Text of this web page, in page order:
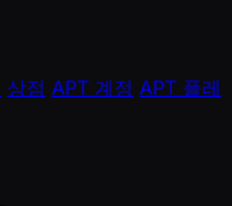
상점 APT 계정 APT 플레